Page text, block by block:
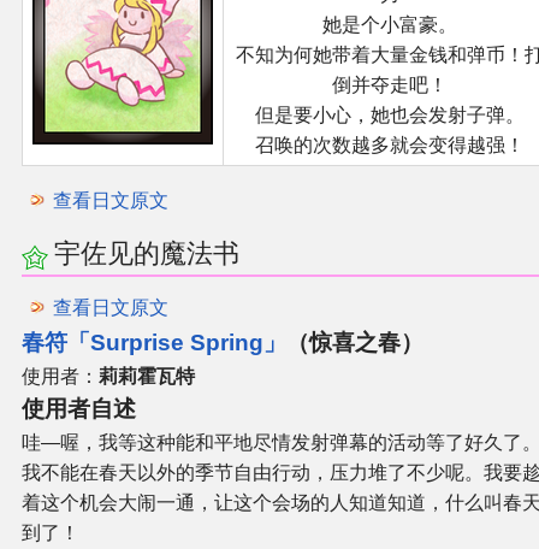
她是个小富豪。
不知为何她带着大量金钱和弹币！
倒并夺走吧！
但是要小心，她也会发射子弹。
召唤的次数越多就会变得越强！
查看日文原文
宇佐见的魔法书
查看日文原文
春符「Surprise Spring」 （惊喜之春）
使用者： 莉莉霍瓦特
使用者自述
哇—喔，我等这种能和平地尽情发射弹幕的活动等了好久了
我不能在春天以外的季节自由行动，压力堆了不少呢。我要
着这个机会大闹一通，让这个会场的人知道知道，什么叫春
到了！